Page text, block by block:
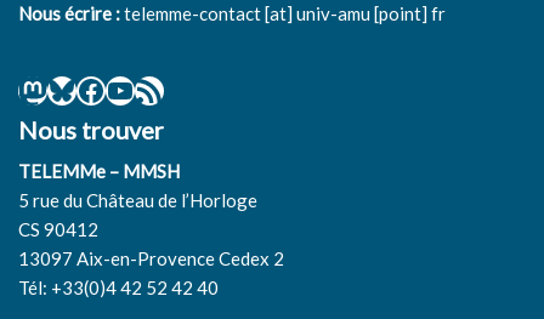
Nous écrire :telemme-contact [at] univ-amu [point] fr
Nous trouver
TELEMMe – MMSH
5 rue du Château de l’Horloge
CS 90412
13097 Aix-en-Provence Cedex 2
Tél: +33(0)4 42 52 42 40